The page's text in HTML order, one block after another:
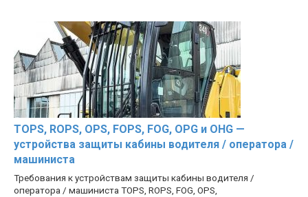
TOPS, ROPS, OPS, FOPS, FOG, OPG и OHG —
устройства защиты кабины водителя / оператора /
машиниста
Требования к устройствам защиты кабины водителя /
оператора / машиниста TOPS, ROPS, FOG, OPS,